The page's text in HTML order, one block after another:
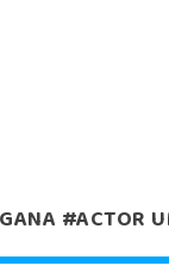
#ACTOR